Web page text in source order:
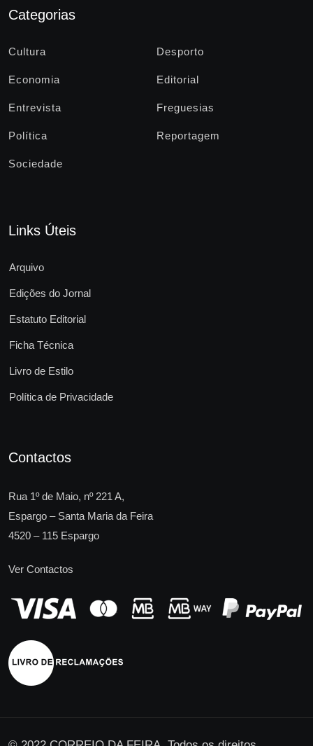
Categorias
Cultura Desporto
Economia Editorial
Entrevista Freguesias
Política Reportagem
Sociedade
Links Úteis
Arquivo
Edições do Jornal
Estatuto Editorial
Ficha Técnica
Livro de Estilo
Política de Privacidade
Contactos
Rua 1º de Maio, nº 221 A,
Espargo – Santa Maria da Feira
4520 – 115 Espargo
Ver Contactos